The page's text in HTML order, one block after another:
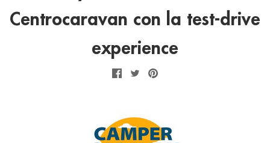
Centrocaravan con la test-drive
experience